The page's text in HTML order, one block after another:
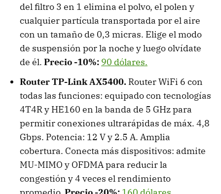
del filtro 3 en 1 elimina el polvo, el polen y
cualquier partícula transportada por el aire
con un tamaño de 0,3 micras. Elige el modo
de suspensión por la noche y luego olvídate
de él. Precio-10%: 90 dólares.
Router TP-Link AX5400. Router WiFi 6 con
todas las funciones: equipado con tecnologías
4T4R y HE160 en la banda de 5 GHz para
permitir conexiones ultrarápidas de máx. 4,8
Gbps. Potencia: 12 V y 2.5 A. Amplia
cobertura. Conecta más dispositivos: admite
MU-MIMO y OFDMA para reducir la
congestión y 4 veces el rendimiento